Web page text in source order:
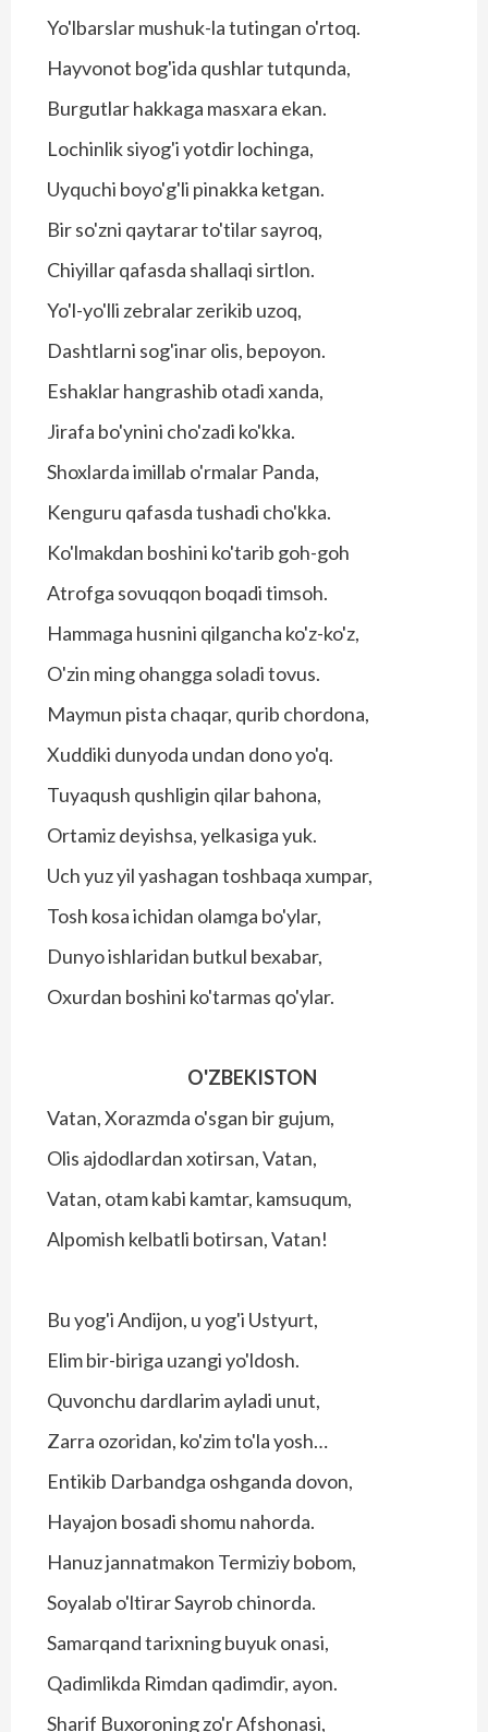
Yo'lbarslar mushuk-la tutingan o'rtoq.
Hayvonot bog'ida qushlar tutqunda,
Burgutlar hakkaga masxara ekan.
Lochinlik siyog'i yotdir lochinga,
Uyquchi boyo'g'li pinakka ketgan.
Bir so'zni qaytarar to'tilar sayroq,
Chiyillar qafasda shallaqi sirtlon.
Yo'l-yo'lli zebralar zerikib uzoq,
Dashtlarni sog'inar olis, bepoyon.
Eshaklar hangrashib otadi xanda,
Jirafa bo'ynini cho'zadi ko'kka.
Shoxlarda imillab o'rmalar Panda,
Kenguru qafasda tushadi cho'kka.
Ko'lmakdan boshini ko'tarib goh-goh
Atrofga sovuqqon boqadi timsoh.
Hammaga husnini qilgancha ko'z-ko'z,
O'zin ming ohangga soladi tovus.
Maymun pista chaqar, qurib chordona,
Xuddiki dunyoda undan dono yo'q.
Tuyaqush qushligin qilar bahona,
Ortamiz deyishsa, yelkasiga yuk.
Uch yuz yil yashagan toshbaqa xumpar,
Tosh kosa ichidan olamga bo'ylar,
Dunyo ishlaridan butkul bexabar,
Oxurdan boshini ko'tarmas qo'ylar.
O'ZBEKISTON
Vatan, Xorazmda o'sgan bir gujum,
Olis ajdodlardan xotirsan, Vatan,
Vatan, otam kabi kamtar, kamsuqum,
Alpomish kelbatli botirsan, Vatan!
Bu yog'i Andijon, u yog'i Ustyurt,
Elim bir-biriga uzangi yo'ldosh.
Quvonchu dardlarim ayladi unut,
Zarra ozoridan, ko'zim to'la yosh…
Entikib Darbandga oshganda dovon,
Hayajon bosadi shomu nahorda.
Hanuz jannatmakon Termiziy bobom,
Soyalab o'ltirar Sayrob chinorda.
Samarqand tarixning buyuk onasi,
Qadimlikda Rimdan qadimdir, ayon.
Sharif Buxoroning zo'r Afshonasi,